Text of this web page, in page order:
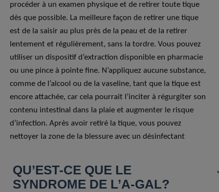
procéder à un examen physique et de retirer toute tique
dès que possible. La meilleure façon de retirer une tique
est de la saisir au plus près de la peau et de la retirer
lentement et régulièrement, sans la tordre. Vous pouvez
utiliser un dispositif d’extraction disponible en pharmacie
ou une pince à pointe fine. N’appliquez aucune substance,
comme de l’alcool ou de la vaseline, tant que la tique est
encore attachée, car cela pourrait l’inciter à régurgiter son
contenu intestinal dans la plaie et augmenter le risque
d’infection. Après avoir retiré la tique, vous pouvez
nettoyer la zone de la blessure avec un désinfectant
QU’EST-CE QUE LE
SYNDROME DE L’Α-GAL?